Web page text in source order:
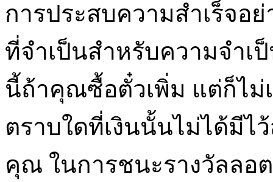
การประสบความสำเร็จอ
ที่จำเป็นสำหรับความจำเ
นี้ถ้าคุณซื้อตั๋วเพิ่ม แต่ก็ไม่
ตราบใดที่เงินนั้นไม่ได้มี
คุณ ในการชนะรางวัลล